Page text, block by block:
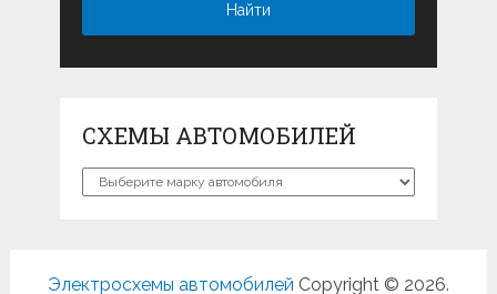
СХЕМЫ АВТОМОБИЛЕЙ
Схемы
Электросхемы автомобилей Copyright © 2026.